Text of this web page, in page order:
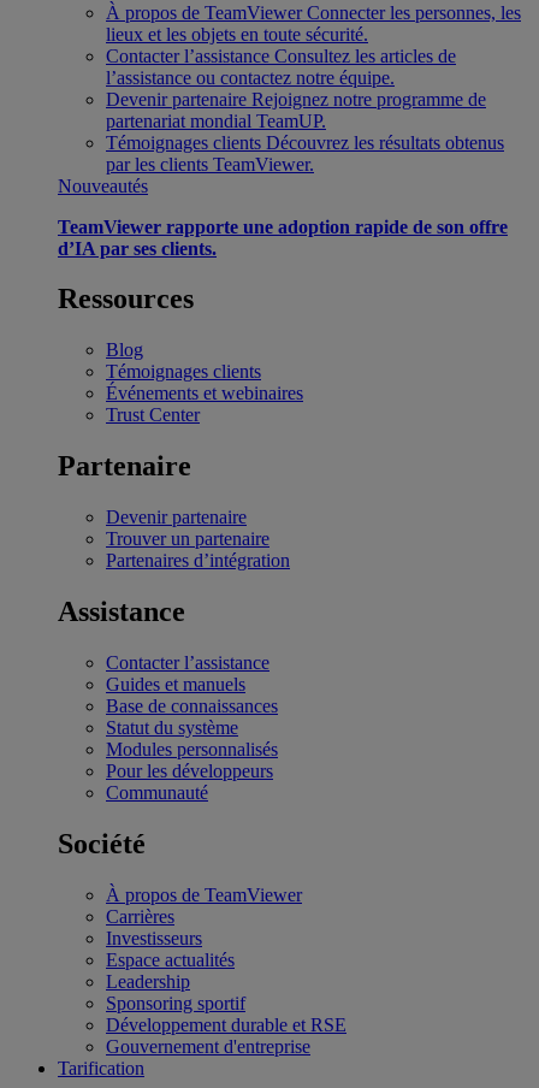
À propos de TeamViewer Connecter les personnes, les
lieux et les objets en toute sécurité.
Contacter l’assistance Consultez les articles de
l’assistance ou contactez notre équipe.
Devenir partenaire Rejoignez notre programme de
partenariat mondial TeamUP.
Témoignages clients Découvrez les résultats obtenus
par les clients TeamViewer.
Nouveautés
TeamViewer rapporte une adoption rapide de son offre
d’IA par ses clients.
Ressources
Blog
Témoignages clients
Événements et webinaires
Trust Center
Partenaire
Devenir partenaire
Trouver un partenaire
Partenaires d’intégration
Assistance
Contacter l’assistance
Guides et manuels
Base de connaissances
Statut du système
Modules personnalisés
Pour les développeurs
Communauté
Société
À propos de TeamViewer
Carrières
Investisseurs
Espace actualités
Leadership
Sponsoring sportif
Développement durable et RSE
Gouvernement d'entreprise
Tarification